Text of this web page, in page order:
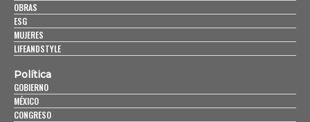
OBRAS
ESG
MUJERES
LIFEANDSTYLE
Política
GOBIERNO
MÉXICO
CONGRESO